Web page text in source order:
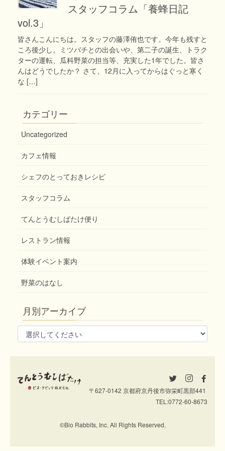
スタッフコラム「養蜂日記
vol.3」
皆さんこんにちは。スタッフの藤澤侑也です。今年も残すと
ころ後少し。ミツバチとの出会いや、第二子の誕生、トラク
ターの運転、瓜科野菜の担当等、充実した1年でした。皆さ
んはどうでしたか？ さて、12月に入ってからはぐっと寒く
な […]
カテゴリー
Uncategorized
カフェ情報
シェフのとっておきレシピ
スタッフコラム
てんとうむしばたけ便り
レストラン情報
体験イベント案内
野菜のはなし
月別アーカイブ
〒627-0142 京都府京丹後市弥栄町黒部441
TEL:0772-60-8673
©Bio Rabbits, Inc. All Rights Reserved.